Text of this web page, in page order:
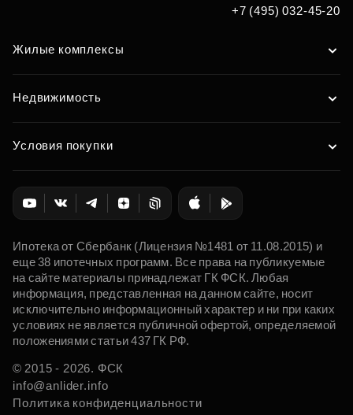
+7 (495) 032-45-20
Жилые комплексы
Недвижимость
Условия покупки
Ипотека от Сбербанк (Лицензия №1481 от 11.08.2015) и
еще 38 ипотечных программ. Все права на публикуемые
на сайте материалы принадлежат ГК ФСК. Любая
информация, представленная на данном сайте, носит
исключительно информационный характер и ни при каких
условиях не является публичной офертой, определяемой
положениями статьи 437 ГК РФ.
© 2015 - 2026. ФСК
info@anlider.info
Политика конфиденциальности